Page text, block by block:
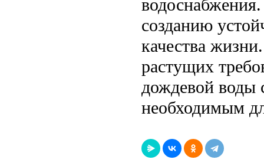
водоснабжения.
созданию
качества
растущих
дождевой воды
необходимым